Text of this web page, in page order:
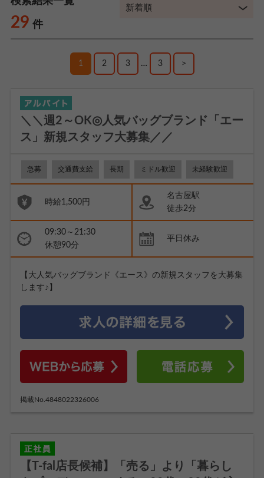
29 件
1 2 3 … 3 >
＼＼週2～OK◎人気バッグブランド「エー
ス」新規スタッフ大募集／／
急募 交通費支給 長期 ミドル歓迎 未経験歓迎
時給1,500円
名古屋駅
徒歩2分
09:30～21:30
休憩90分
平日休み
【大人気バッグブランド《エース》の新規スタッフを大募集
します♪】
掲載No.4848022326006
【T-fal店長候補】「売る」より「暮らし